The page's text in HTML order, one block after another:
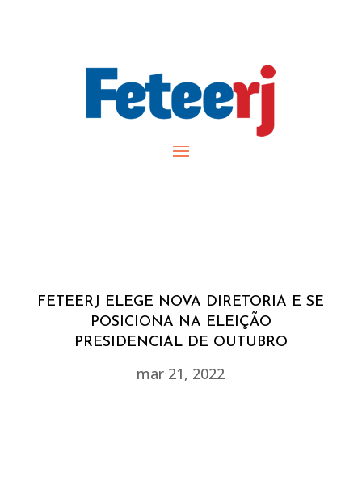
FETEERJ ELEGE NOVA DIRETORIA E SE
POSICIONA NA ELEIÇÃO
PRESIDENCIAL DE OUTUBRO
mar 21, 2022